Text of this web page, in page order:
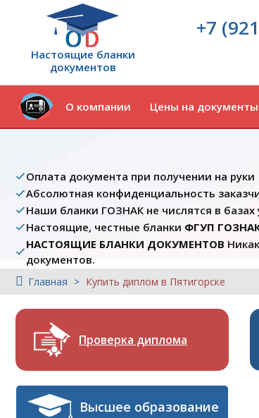
Настоящие бланки
документов
+7
О компании Цены на документы
Оплата документа при получении на руки
Абсолютная конфиденциальность
Наши бланки ГОЗНАК не числятся в
Настоящие, честные бланки ФГУП
НАСТОЯЩИЕ БЛАНКИ ДОКУМЕНТОВ
документов.
Главная Купить диплом в Пятигорске
Проверка диплома
Высшее образование